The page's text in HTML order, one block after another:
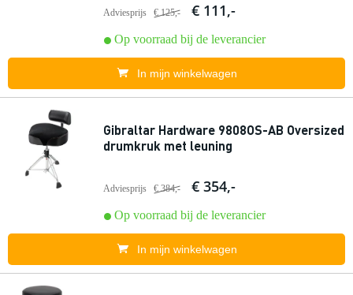
Adviesprijs € 125,- € 111,-
Op voorraad bij de leverancier
In mijn winkelwagen
Gibraltar Hardware 9808OS-AB Oversized
drumkruk met leuning
Adviesprijs € 384,- € 354,-
Op voorraad bij de leverancier
In mijn winkelwagen